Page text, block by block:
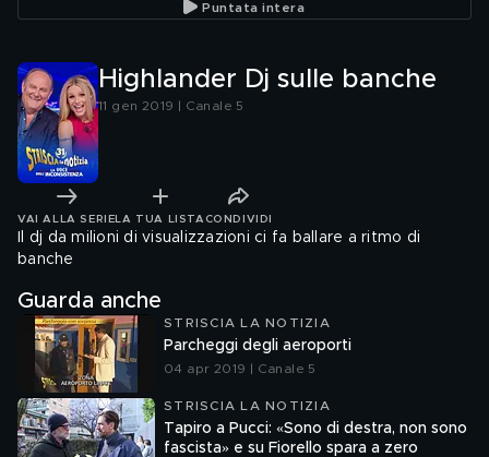
Puntata intera
Highlander Dj sulle banche
11 gen 2019 | Canale 5
VAI ALLA SERIE LA TUA LISTA CONDIVIDI
Il dj da milioni di visualizzazioni ci fa ballare a ritmo di
banche
Guarda anche
STRISCIA LA NOTIZIA
Parcheggi degli aeroporti
04 apr 2019 | Canale 5
STRISCIA LA NOTIZIA
Tapiro a Pucci: «Sono di destra, non sono
fascista» e su Fiorello spara a zero